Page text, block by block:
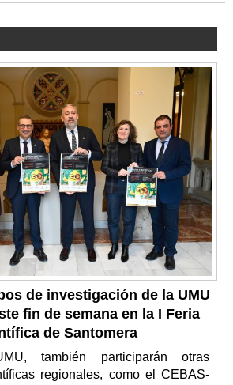
de investigación de la UMU
fin de semana en la I Feria
de Santomera
también participarán otras
regionales, como el CEBAS-